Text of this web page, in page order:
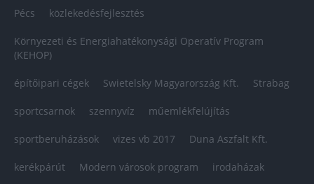
Pécs közlekedésfejlesztés
Környezeti és Energiahatékonysági Operatív Program
(KEHOP)
építőipari cégek Swietelsky Magyarország Kft. Strabag
sportcsarnok szennyvíz műemlékfelújítás
sportberuházások vizes vb 2017 Duna Aszfalt Kft.
kerékpárút Modern városok program irodaházak